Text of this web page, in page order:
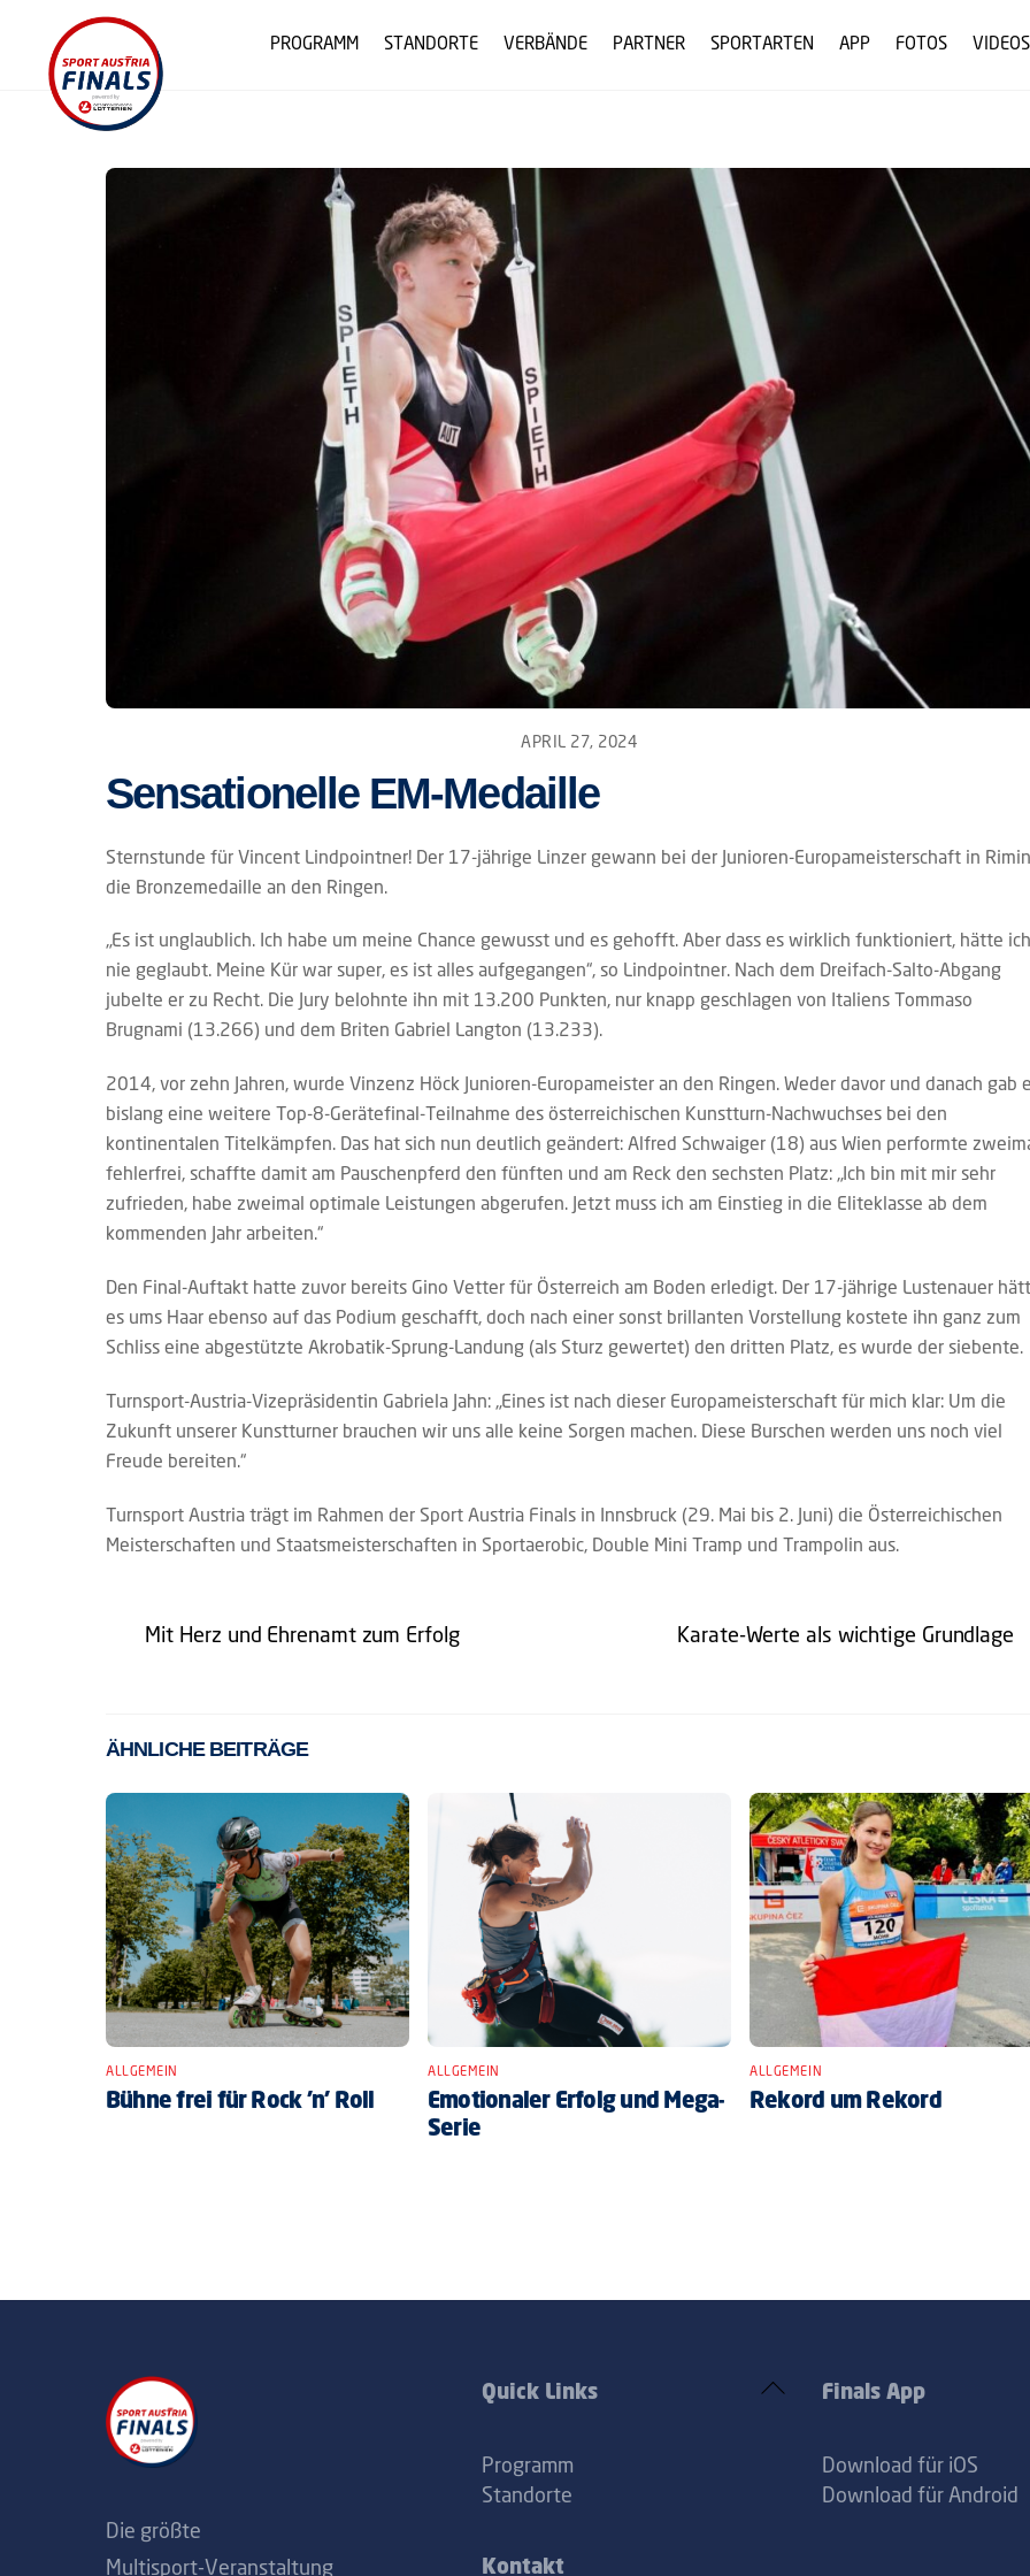
content
PROGRAMM STANDORTE VERBÄNDE PARTNER SPORTARTEN APP FOTOS
APRIL 27, 2024
Sensationelle EM-Medaille
Sternstunde für Vincent Lindpointner! Der 17-jährige Linzer gewann bei der Junioren-Europameisterschaft in
die Bronzemedaille an den Ringen.
„Es ist unglaublich. Ich habe um meine Chance gewusst und es gehofft. Aber dass es wirklich funktioniert, hätte ich
nie geglaubt. Meine Kür war super, es ist alles aufgegangen“, so Lindpointner. Nach dem Dreifach-Salto-Abgang
jubelte er zu Recht. Die Jury belohnte ihn mit 13.200 Punkten, nur knapp geschlagen von Italiens Tommaso
Brugnami (13.266) und dem Briten Gabriel Langton (13.233).
2014, vor zehn Jahren, wurde Vinzenz Höck Junioren-Europameister an den Ringen. Weder davor und danach gab
bislang eine weitere Top-8-Gerätefinal-Teilnahme des österreichischen Kunstturn-Nachwuchses bei den
kontinentalen Titelkämpfen. Das hat sich nun deutlich geändert: Alfred Schwaiger (18) aus Wien performte
fehlerfrei, schaffte damit am Pauschenpferd den fünften und am Reck den sechsten Platz: „Ich bin mit mir sehr
zufrieden, habe zweimal optimale Leistungen abgerufen. Jetzt muss ich am Einstieg in die Eliteklasse ab dem
kommenden Jahr arbeiten.“
Den Final-Auftakt hatte zuvor bereits Gino Vetter für Österreich am Boden erledigt. Der 17-jährige Lustenauer
es ums Haar ebenso auf das Podium geschafft, doch nach einer sonst brillanten Vorstellung kostete ihn ganz zum
Schliss eine abgestützte Akrobatik-Sprung-Landung (als Sturz gewertet) den dritten Platz, es wurde der siebente.
Turnsport-Austria-Vizepräsidentin Gabriela Jahn: „Eines ist nach dieser Europameisterschaft für mich klar: Um die
Zukunft unserer Kunstturner brauchen wir uns alle keine Sorgen machen. Diese Burschen werden uns noch viel
Freude bereiten.“
Turnsport Austria trägt im Rahmen der Sport Austria Finals in Innsbruck (29. Mai bis 2. Juni) die Österreichischen
Meisterschaften und Staatsmeisterschaften in Sportaerobic, Double Mini Tramp und Trampolin aus.
Mit Herz und Ehrenamt zum Erfolg Karate-Werte als wichtige Grundlage
ÄHNLICHE BEITRÄGE
ALLGEMEIN
Bühne frei für Rock ’n’ Roll
ALLGEMEIN
Emotionaler Erfolg und Mega-
Serie
ALLGEMEIN
Rekord um Rekord
Back
Die größte
Multisport-Veranstaltung
Quick Links
Programm
Standorte
Finals App
Download für iOS
Download für Android
Kontakt